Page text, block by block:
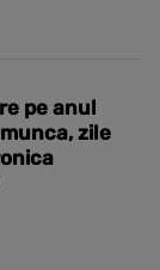
pe anul
zile